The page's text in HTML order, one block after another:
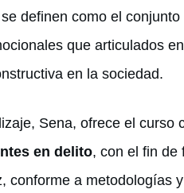
definen como el
que articulados
en la sociedad.
Sena, ofrece el curso
en delito, con el fin de
conforme a metodologías